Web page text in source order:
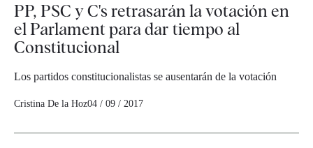
PP, PSC y C's retrasarán la votación en
el Parlament para dar tiempo al
Constitucional
Los partidos constitucionalistas se ausentarán de la votación
Cristina De la Hoz04 / 09 / 2017